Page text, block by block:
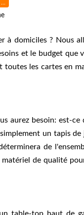
…
à domiciles ? Nous
et le budget que
les cartes en
aurez besoin: est-ce
un tapis
de
de qualité
table-top haut de